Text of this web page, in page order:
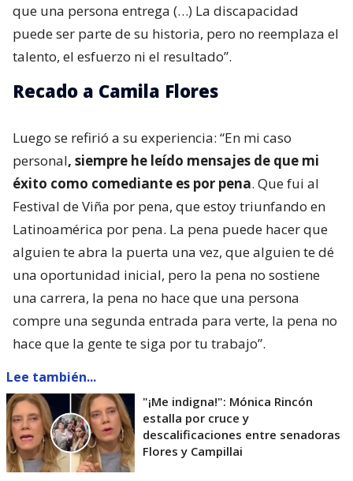
que una persona entrega (…) La discapacidad
puede ser parte de su historia, pero no reemplaza el
talento, el esfuerzo ni el resultado”.
Recado a Camila Flores
Luego se refirió a su experiencia: “En mi caso
personal, siempre he leído mensajes de que mi
éxito como comediante es por pena. Que fui al
Festival de Viña por pena, que estoy triunfando en
Latinoamérica por pena. La pena puede hacer que
alguien te abra la puerta una vez, que alguien te dé
una oportunidad inicial, pero la pena no sostiene
una carrera, la pena no hace que una persona
compre una segunda entrada para verte, la pena no
hace que la gente te siga por tu trabajo”.
Lee también...
"¡Me indigna!": Mónica Rincón
estalla por cruce y
descalificaciones entre senadoras
Flores y Campillai